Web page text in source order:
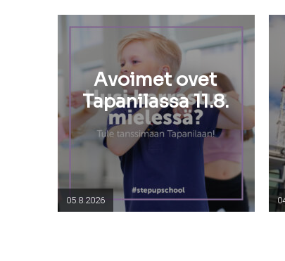
Avoimet ovet
Tapanilassa 11.8.
05.8.2026